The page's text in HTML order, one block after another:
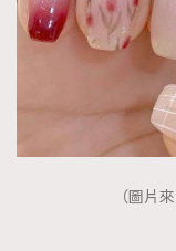
（圖片